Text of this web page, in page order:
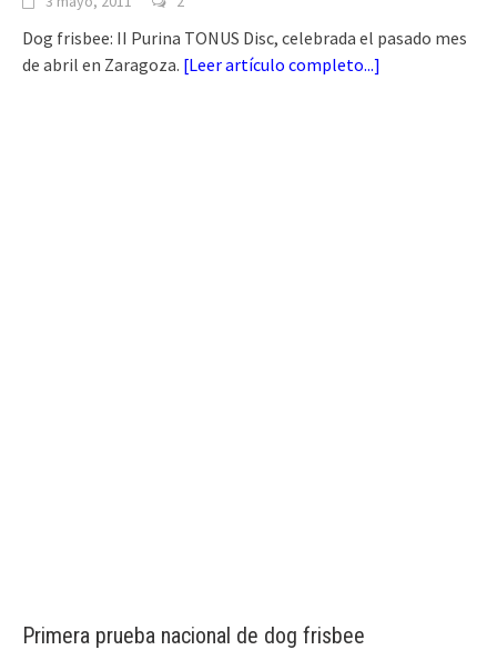
Dog frisbee: II Purina TONUS Disc, celebrada el pasado mes
de abril en Zaragoza. [Leer artículo completo...]
Primera prueba nacional de dog frisbee